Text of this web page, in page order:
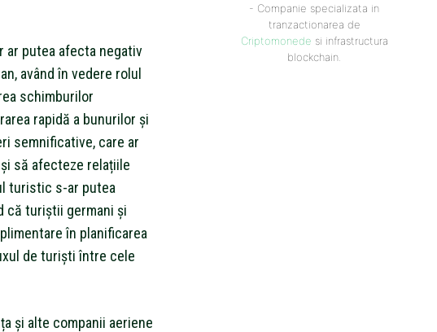
ar putea afecta negativ
având în vedere rolul
schimburilor
rapidă a bunurilor și
semnificative, care ar
să afecteze relațiile
turistic s-ar putea
că turiștii germani și
în planificarea
de turiști între cele
și alte companii aeriene
- Companie specializata in
tranzactionarea de
Criptomonede si infrastructura
blockchain.